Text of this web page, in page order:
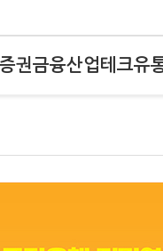
증권금융산업테크유